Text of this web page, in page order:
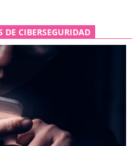
CIBERSEGURIDAD